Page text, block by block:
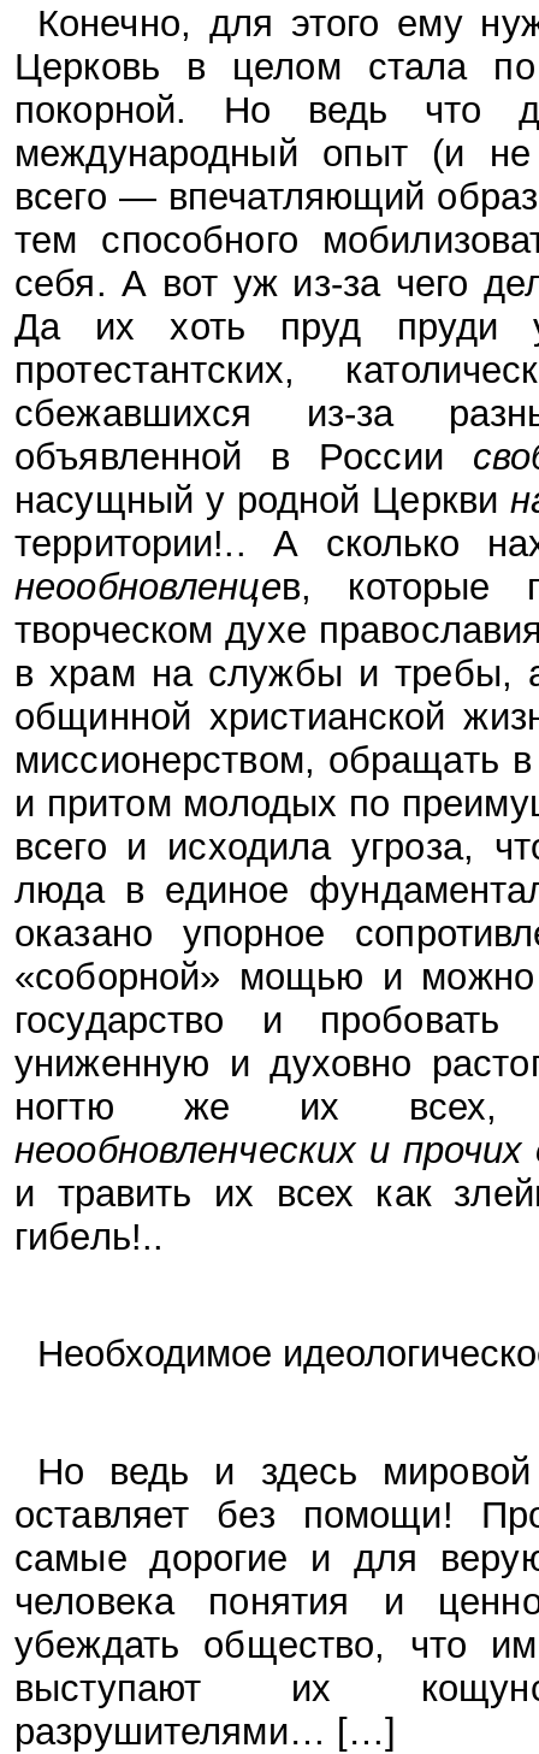
Конечно, для этого ему
Церковь в целом стала
покорной. Но ведь что
международный опыт (и
всего — впечатляющий
тем способного
себя. А вот уж из-за чего
Да их хоть пруд пруди
протестантских,
сбежавшихся из-за
объявленной в России
насущный у родной Церкви
территории!.. А сколько
неообновленцев, которые
творческом духе
в храм на службы и требы,
общинной христианской
миссионерством, обращать
и притом молодых по
всего и исходила угроза,
люда в единое
оказано упорное
«соборной» мощью и можно
государство и
униженную и духовно
ногтю же их всех,
неообновленческих и прочих
и травить их всех как
гибель!..
Необходимое
Но ведь и здесь
оставляет без помощи!
самые дорогие и для
человека понятия и
убеждать общество, что
выступают их
разрушителями… […]